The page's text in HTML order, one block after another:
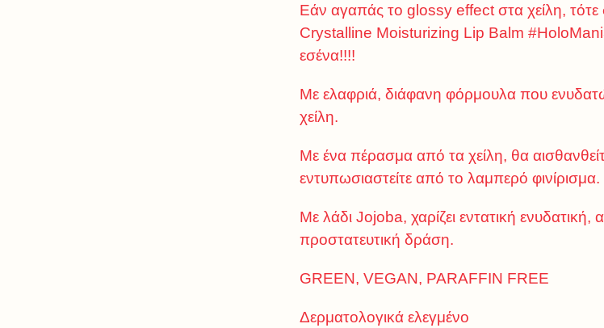
Εάν αγαπάς το glossy effect στα χείλη, τότε
Crystalline Moisturizing Lip Balm
εσένα!!!!
Με ελαφριά, διάφανη φόρμουλα που
χείλη.
Με ένα πέρασμα από τα χείλη, θα
εντυπωσιαστείτε από το λαμπερό φινίρισμα.
Με λάδι Jojoba, χαρίζει εντατική ενυδατική,
προστατευτική δράση.
GREEN, VEGAN, PARAFFIN FREE
Δερματολογικά ελεγμένο